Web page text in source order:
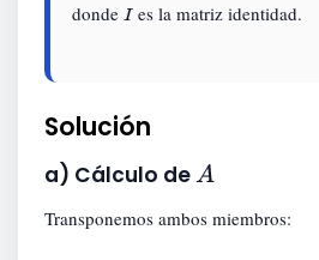
donde Ies la matriz identidad.
Solución
a) Cálculo deA
Transponemos ambos miembros: